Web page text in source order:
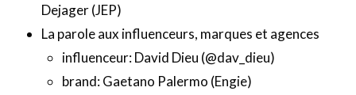
Dejager (JEP)
La parole aux influenceurs, marques et agences
influenceur: David Dieu (@dav_dieu)
brand:Gaetano Palermo (Engie)